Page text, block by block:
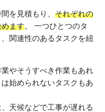
を見積もり、 それぞれの
ます。 一つひとつのタ
関連性のあるタスクを紐
やそうすべき作業もあれ
始められないタスクもあ
天候などで工事が遅れる